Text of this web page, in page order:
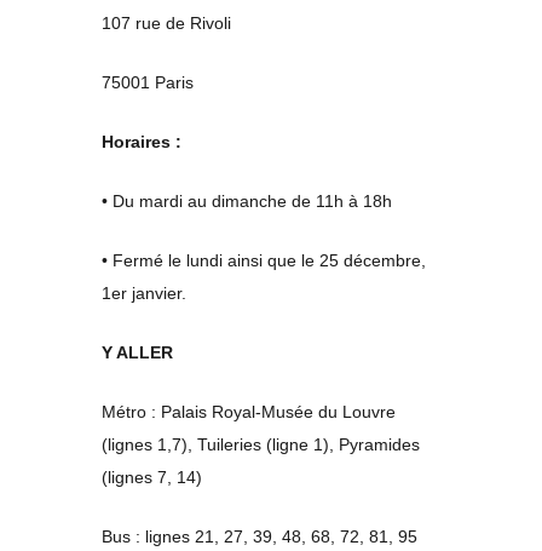
107 rue de Rivoli
75001 Paris
Horaires :
• Du mardi au dimanche de 11h à 18h
• Fermé le lundi ainsi que le 25 décembre,
1er janvier.
Y ALLER
Métro : Palais Royal-Musée du Louvre
(lignes 1,7), Tuileries (ligne 1), Pyramides
(lignes 7, 14)
Bus : lignes 21, 27, 39, 48, 68, 72, 81, 95